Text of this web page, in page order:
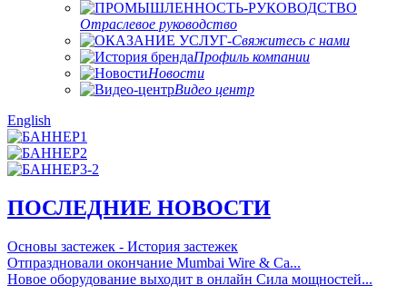
Отраслевое руководство
Свяжитесь с нами
Профиль компании
Новости
Видео центр
English
ПОСЛЕДНИЕ НОВОСТИ
Основы застежек - История застежек
Отпраздновали окончание Mumbai Wire & Ca...
Новое оборудование выходит в онлайн Сила мощностей...